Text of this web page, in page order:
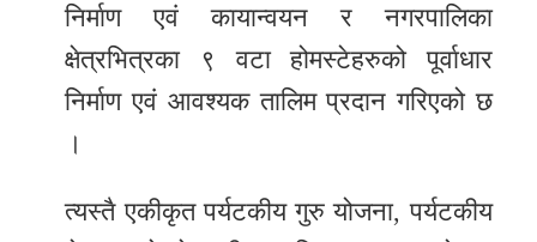
निर्माण एवं कायान्वयन र नगरपालिका
क्षेत्रभित्रका ९ वटा होमस्टेहरुको पूर्वाधार
निर्माण एवं आवश्यक तालिम प्रदान गरिएको छ
।
त्यस्तै एकीकृत पर्यटकीय गुरु योजना, पर्यटकीय